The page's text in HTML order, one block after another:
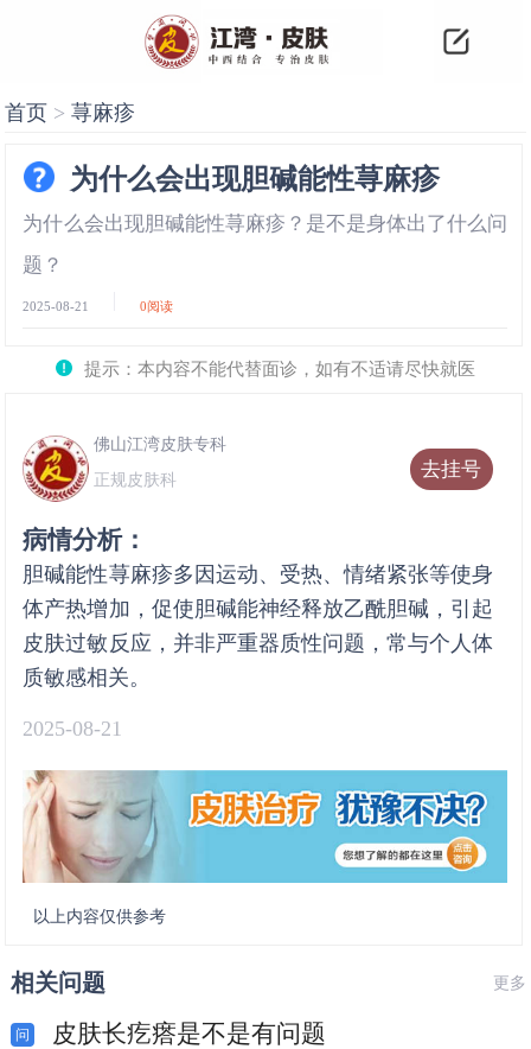
首页 >荨麻疹
为什么会出现胆碱能性荨麻疹
为什么会出现胆碱能性荨麻疹？是不是身体出了什么问
题？
2025-08-21 0阅读
提示：本内容不能代替面诊，如有不适请尽快就医
去挂号
佛山江湾皮肤专科
正规皮肤科
病情分析：
胆碱能性荨麻疹多因运动、受热、情绪紧张等使身
体产热增加，促使胆碱能神经释放乙酰胆碱，引起
皮肤过敏反应，并非严重器质性问题，常与个人体
质敏感相关。
2025-08-21
以上内容仅供参考
相关问题 更多
皮肤长疙瘩是不是有问题